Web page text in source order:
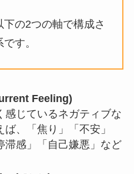
の2つの軸で構成さ
す。
Feeling)
感じているネガティブな
、「焦り」「不安」
滞感」「自己嫌悪」など